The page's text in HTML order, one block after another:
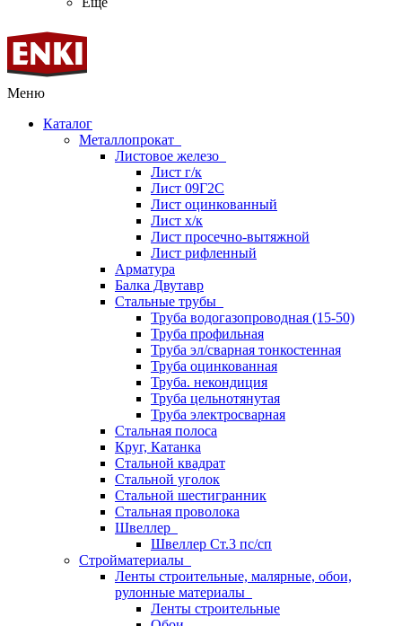
Меню
Каталог
Металлопрокат
Листовое железо
Лист г/к
Лист 09Г2С
Лист оцинкованный
Лист х/к
Лист просечно-вытяжной
Лист рифленный
Арматура
Балка Двутавр
Стальные трубы
Труба водогазопроводная (15-50)
Труба профильная
Труба эл/сварная тонкостенная
Труба оцинкованная
Труба. некондиция
Труба цельнотянутая
Труба электросварная
Стальная полоса
Круг, Катанка
Стальной квадрат
Стальной уголок
Стальной шестигранник
Стальная проволока
Швеллер
Швеллер Ст.3 пс/сп
Стройматериалы
Ленты строительные, малярные, обои,
рулонные материалы
Ленты строительные